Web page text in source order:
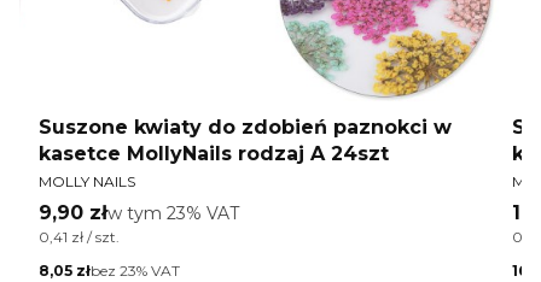
Suszone kwiaty do zdobień paznokci w
kasetce MollyNails rodzaj A 24szt
PRODUCENT
MOLLY NAILS
Cena brutto
9,90 złw tym %s VAT
w tym 23% VAT
Cena jednostkowa brutto
0,41 zł / szt.
Cena netto
8,05 złbez 23% VAT